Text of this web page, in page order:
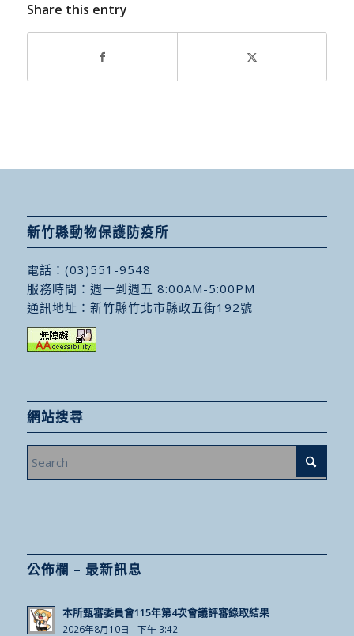
Share this entry
新竹縣動物保護防疫所
電話： (03)551-9548
服務時間：週一到週五 8:00AM-5:00PM
通訊地址： 新竹縣竹北市縣政五街192號
網站搜尋
公佈欄 – 最新訊息
本所甄審委員會115年第4次會議評審錄取結果
2026年8月10日 - 下午 3:42